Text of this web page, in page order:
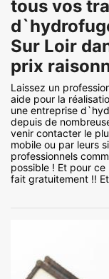
tous vos
Sur Loir
prix
Laissez un
aide pour la
une entreprise
depuis de
venir contacter le
mobile ou par leurs
professionnels
possible ! Et pour
fait gratuitement !!